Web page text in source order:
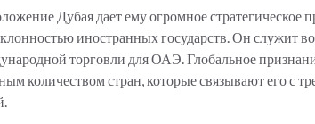
Дубая дает ему огромное стратегическое
иностранных государств. Он служит
торговли для ОАЭ. Глобальное
количеством стран, которые связывают его с